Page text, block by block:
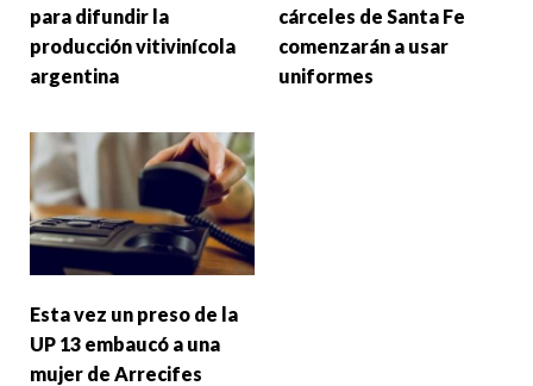
para difundir la
producción vitivinícola
argentina
cárceles de Santa Fe
comenzarán a usar
uniformes
Esta vez un preso de la
UP 13 embaucó a una
mujer de Arrecifes